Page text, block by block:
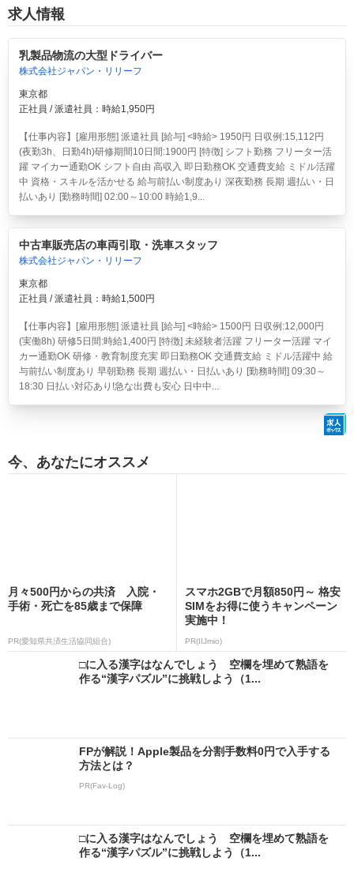
求人情報
乳製品物流の大型ドライバー
株式会社ジャパン・リリーフ
東京都
正社員 / 派遣社員：時給1,950円
【仕事内容】[雇用形態] 派遣社員 [給与] <時給> 1950円 日収例:15,112円
(夜勤3h、日勤4h)研修期間10日間:1900円 [特徴] シフト勤務 フリーター活
躍 マイカー通勤OK シフト自由 高収入 即日勤務OK 交通費支給 ミドル活躍
中 資格・スキルを活かせる 給与前払い制度あり 深夜勤務 長期 週払い・日
払いあり [勤務時間] 02:00～10:00 時給1,9...
中古車販売店の車両引取・洗車スタッフ
株式会社ジャパン・リリーフ
東京都
正社員 / 派遣社員：時給1,500円
【仕事内容】[雇用形態] 派遣社員 [給与] <時給> 1500円 日収例:12,000円
(実働8h) 研修5日間:時給1,400円 [特徴] 未経験者活躍 フリーター活躍 マイ
カー通勤OK 研修・教育制度充実 即日勤務OK 交通費支給 ミドル活躍中 給
与前払い制度あり 早朝勤務 長期 週払い・日払いあり [勤務時間] 09:30～
18:30 日払い対応あり!急な出費も安心 日中中...
今、あなたにオススメ
月々500円からの共済 入院・
手術・死亡を85歳まで保障
PR(愛知県共済生活協同組合)
スマホ2GBで月額850円～ 格安
SIMをお得に使うキャンペーン
実施中！
PR(IIJmio)
□に入る漢字はなんでしょう 空欄を埋めて熟語を
作る“漢字パズル”に挑戦しよう（1...
FPが解説！Apple製品を分割手数料0円で入手する
方法とは？
PR(Fav-Log)
□に入る漢字はなんでしょう 空欄を埋めて熟語を
作る“漢字パズル”に挑戦しよう（1...